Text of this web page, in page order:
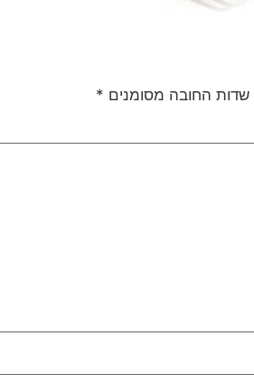
שדות החובה מסומנים *